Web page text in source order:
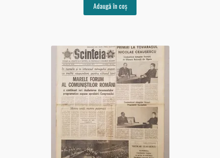
Adaugă în coș